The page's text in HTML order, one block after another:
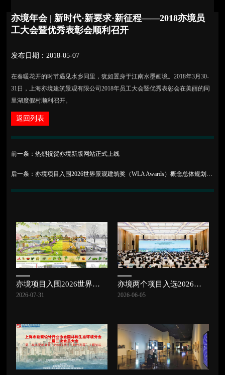
亦境年会 | 新时代·新要求·新征程——2018亦境员
工大会暨优秀表彰会顺利召开
发布日期：2018-05-07
在春暖花开的时节遇见水乡同里，犹如置身于江南水墨画境。2018年3月30-
31日，上海亦境建筑景观有限公司2018年员工大会暨优秀表彰会在美丽的同
里湖度假村顺利召开。
返回列表
前一条：热烈祝贺亦境新版网站正式上线
后一条：亦境项目入围2026世界景观建筑奖（WLA Awards）概念总体规划与城市设计方向| 亦讯
亦境项目入围2026世界景观建筑奖（WLA Awards）概念总体规划与城市设计方向| 亦讯
2026-07-31
亦境两个项目入选2026中国风景园林学会规划设计大会专题研讨交流项目 | 亦讯
2026-06-05